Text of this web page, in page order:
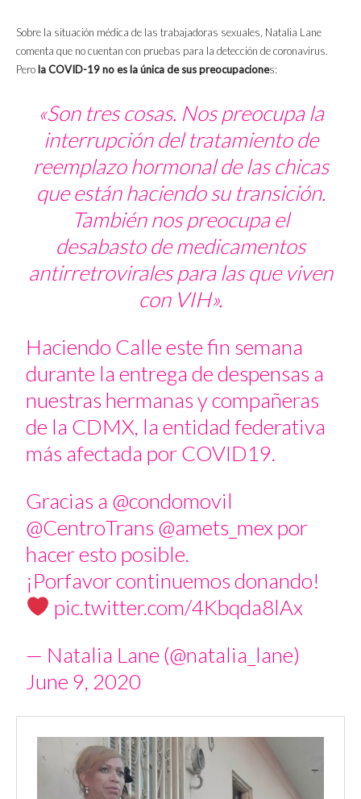
Sobre la situación médica de las trabajadoras sexuales, Natalia Lane
comenta que no cuentan con pruebas para la detección de coronavirus.
Pero la COVID-19 no es la única de sus preocupaciones:
«Son tres cosas. Nos preocupa la
interrupción del tratamiento de
reemplazo hormonal de las chicas
que están haciendo su transición.
También nos preocupa el
desabasto de medicamentos
antirretrovirales para las que viven
con VIH».
Haciendo Calle este fin semana
durante la entrega de despensas a
nuestras hermanas y compañeras
de la CDMX, la entidad federativa
más afectada por COVID19.
Gracias a @condomovil
@CentroTrans @amets_mex por
hacer esto posible.
¡Porfavor continuemos donando!
pic.twitter.com/4Kbqda8lAx
— Natalia Lane (@natalia_lane)
June 9, 2020